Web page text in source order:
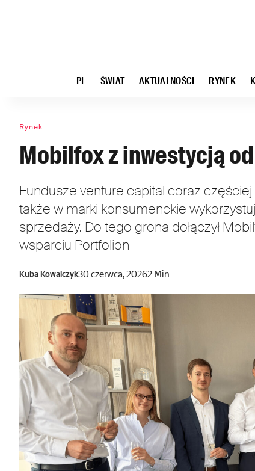
PL ŚWIAT AKTUALNOŚCI RYNEK
Rynek
Mobilfox z inwestycją
Fundusze venture capital coraz
także w marki konsumenckie
sprzedaży. Do tego grona dołączył
wsparciu Portfolion.
Kuba Kowalczyk30 czerwca, 20262 Min